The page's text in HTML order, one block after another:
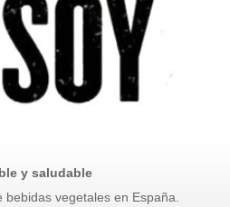
y saludable
bebidas vegetales en España.